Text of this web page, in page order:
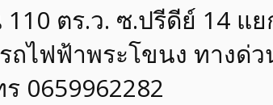
ตร.ว. ซ.ปรีดีย์ 14 แ
ถไฟฟ้าพระโขนง ทางด่
0659962282